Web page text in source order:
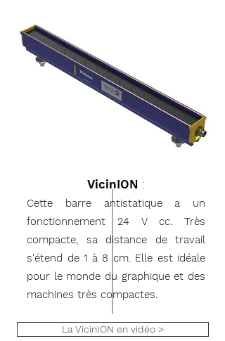
VicinION :
Cette barre antistatique a un
fonctionnement 24 V cc. Très
compacte, sa distance de travail
s'étend de 1 à 8 cm. Elle est idéale
pour le monde du graphique et des
machines très compactes.
La VicinION en vidéo >